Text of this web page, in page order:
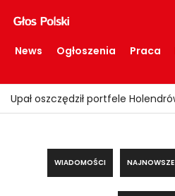
News Ogłoszenia Praca
WIADOMOŚCI NAJNOWSZE